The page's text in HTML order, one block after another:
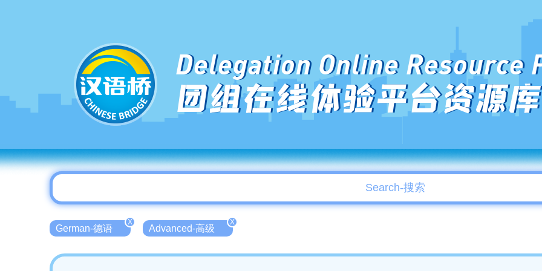
Delegation Online Resource
团组在线体验平台资源库
German-德语
X
Advanced-高级
X